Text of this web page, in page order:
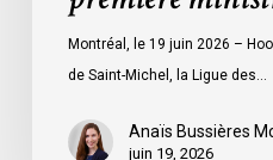
ministre
Québec
Montréal, le 19 juin 2026 –
de Saint-Michel, la Ligue des…
Anaïs Bussières
juin 19, 2026